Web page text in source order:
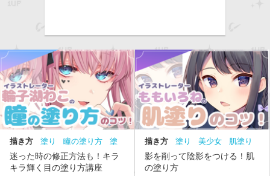
描き方 塗り 瞳の塗り方
塗
り方
目の塗り方
迷った時の修正方法も！キラ
キラ輝く目の塗り方講座
描き方 塗り 美少女
肌塗り
下塗り
影塗り
影を削って陰影をつける！肌
の塗り方